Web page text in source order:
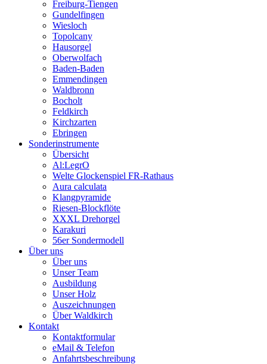
Freiburg-Tiengen
Gundelfingen
Wiesloch
Topolcany
Hausorgel
Oberwolfach
Baden-Baden
Emmendingen
Waldbronn
Bocholt
Feldkirch
Kirchzarten
Ebringen
Sonderinstrumente
Übersicht
Al:LegrO
Welte Glockenspiel FR-Rathaus
Aura calculata
Klangpyramide
Riesen-Blockflöte
XXXL Drehorgel
Karakuri
56er Sondermodell
Über uns
Über uns
Unser Team
Ausbildung
Unser Holz
Auszeichnungen
Über Waldkirch
Kontakt
Kontaktformular
eMail & Telefon
Anfahrtsbeschreibung